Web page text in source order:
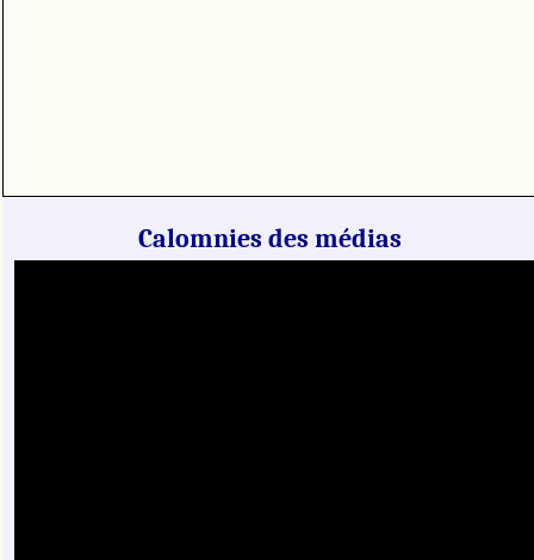
Calomnies des médias